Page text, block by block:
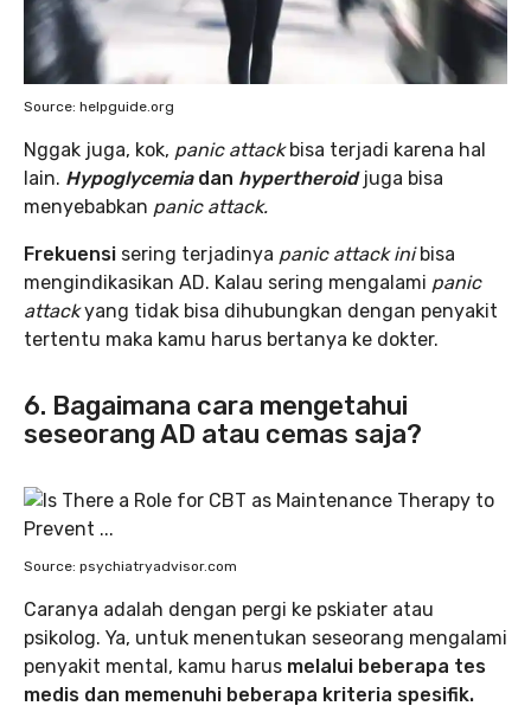
Source: helpguide.org
Nggak juga, kok, panic attackbisa terjadi karena hal
lain. Hypoglycemia dan hypertheroidjuga bisa
menyebabkan panic attack.
Frekuensi sering terjadinya panic attack inibisa
mengindikasikan AD. Kalau sering mengalami panic
attackyang tidak bisa dihubungkan dengan penyakit
tertentu maka kamu harus bertanya ke dokter.
6. Bagaimana cara mengetahui
seseorang AD atau cemas saja?
Source: psychiatryadvisor.com
Caranya adalah dengan pergi ke pskiater atau
psikolog. Ya, untuk menentukan seseorang mengalami
penyakit mental, kamu harus melalui beberapa tes
medis dan memenuhi beberapa kriteria spesifik.